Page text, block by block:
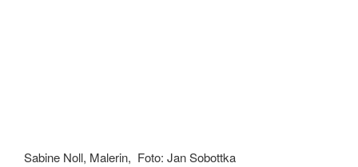
Sabine Noll, Malerin, Foto: Jan Sobottka